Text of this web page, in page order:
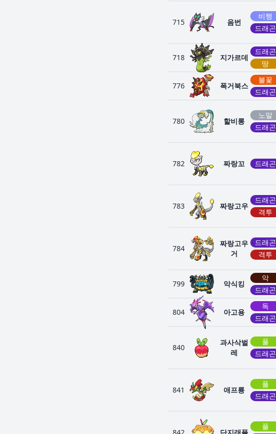
715 음번
비행
드래곤
718 지가르데
드래곤
땅
776 폭거북스
불꽃
드래곤
780 할비롱
노말
드래곤
782 짜랑꼬 드래곤
783 짜랑고우
드래곤
격투
784
짜랑고우
거
드래곤
격투
799 악식킹
악
드래곤
804 아고용
독
드래곤
840
과사삭벌
레
풀
드래곤
841 애프룡
풀
드래곤
풀